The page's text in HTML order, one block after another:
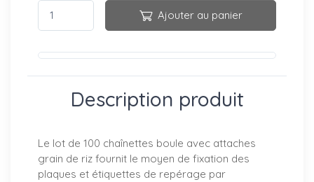
Ajouter au panier
Description produit
Le lot de 100 chaînettes boule avec attaches
grain de riz fournit le moyen de fixation des
plaques et étiquettes de repérage par